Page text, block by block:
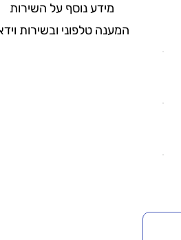
מידע נוסף על השירות
המענה טלפוני ובשירות